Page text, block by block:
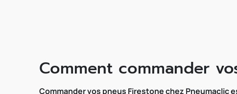
Comment commander
Commander vos pneus Firestone chez Pneumaclic